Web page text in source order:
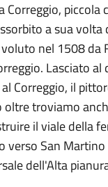
Correggio,
a sua volta
nel 1508 da
Lasciato
Correggio, il
troviamo
il viale della
verso San
dell'Alta